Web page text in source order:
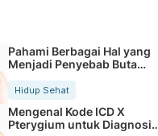
Pahami Berbagai Hal yang
Menjadi Penyebab Buta
Hidup Sehat
Mengenal Kode ICD X
Pterygium untuk Diagnosis